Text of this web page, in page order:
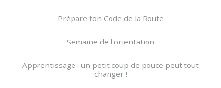
Prépare ton Code de la Route
Semaine de l'orientation
Apprentissage : un petit coup de pouce peut tout
changer !